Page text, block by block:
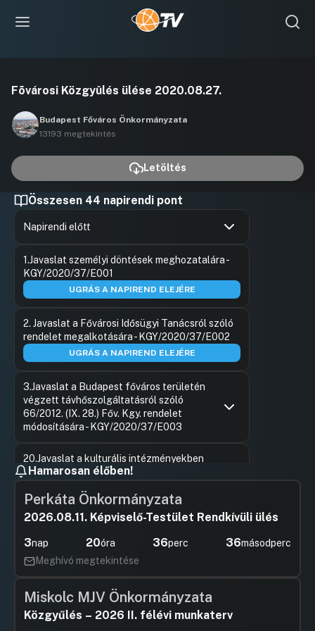
Fõvárosi Közgyûlés ülése 2020.08.27.
Budapest Főváros Önkormányzata
13193 megtekintés
Letöltés
Összesen 44 napirendi pont
Napirendi előtt
1.Javaslat személyi döntések meghozatalára -
KGY/2020/37/E001
UGRÁS A NAPIREND ELEJÉRE
2. Javaslat a Fővárosi Idősügyi Tanácsról szóló
rendelet megalkotására - KGY/2020/37/E002
UGRÁS A NAPIREND ELEJÉRE
3.Javaslat a Budapest főváros területén
végzett távhőszolgáltatásról szóló
66/2012. (IX. 28.) Főv. Kgy. rendelet
módosítására - KGY/2020/37/E003
20.Javaslat a kulturális intézményekben
foglalkoztatottak közalkalmazotti
fenntartói döntésekre - KGY/2020/37/E020
UGRÁS A NAPIREND ELEJÉRE
5.Javaslat a Budapest Ösztöndíj Programról
szóló 44/2008. (IX.10.) önkormányzati rendelet
módosítására - KGY/2020/37/E005
UGRÁS A NAPIREND ELEJÉRE
Hamarosan élőben!
Perkáta Önkormányzata
2026.08.11. Képviselő-Testület Rendkívüli ülés
3nap 20óra 36perc 36másodperc
Meghívó megtekintése
Miskolc MJV Önkormányzata
Közgyűlés – 2026 II. félévi munkaterv